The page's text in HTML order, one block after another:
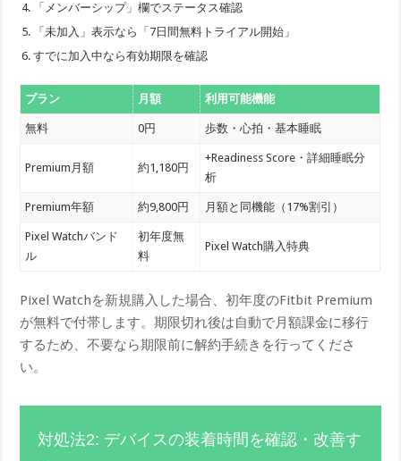
「メンバーシップ」欄でステータス確認
「未加入」表示なら「7日間無料トライアル開始」
すでに加入中なら有効期限を確認
プラン 月額 利用可能機能
無料 0円 歩数・心拍・基本睡眠
Premium月額 約1,180円
+Readiness Score・詳細睡眠分
析
Premium年額 約9,800円 月額と同機能（17%割引）
Pixel Watchバンド
ル
初年度無
料
Pixel Watch購入特典
Pixel Watchを新規購入した場合、初年度のFitbit Premium
が無料で付帯します。期限切れ後は自動で月額課金に移行
するため、不要なら期限前に解約手続きを行ってくださ
い。
対処法2: デバイスの装着時間を確認・改善す